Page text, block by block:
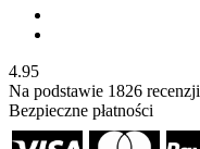
4.95
Na podstawie 1826 recenzji
Bezpieczne płatności